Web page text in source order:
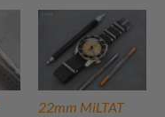
22mm MiLTAT